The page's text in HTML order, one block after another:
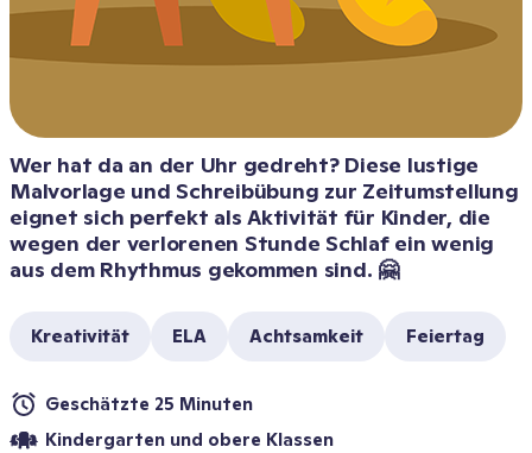
Wer hat da an der Uhr gedreht? Diese lustige
Malvorlage und Schreibübung zur Zeitumstellung
eignet sich perfekt als Aktivität für Kinder, die
wegen der verlorenen Stunde Schlaf ein wenig
aus dem Rhythmus gekommen sind. 🤗
Kreativität ELA Achtsamkeit Feiertag
Geschätzte 25 Minuten
Kindergarten und obere Klassen